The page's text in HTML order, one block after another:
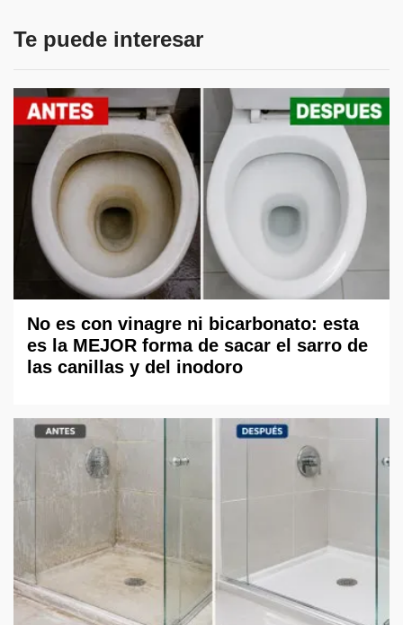
Te puede interesar
No es con vinagre ni bicarbonato: esta
es la MEJOR forma de sacar el sarro de
las canillas y del inodoro